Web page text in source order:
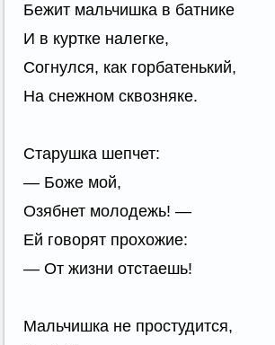
Бежит мальчишка в батнике
И в куртке налегке,
Согнулся, как горбатенький,
На снежном сквозняке.
Старушка шепчет:
— Боже мой,
Озябнет молодежь! —
Ей говорят прохожие:
— От жизни отстаешь!
Мальчишка не простудится,